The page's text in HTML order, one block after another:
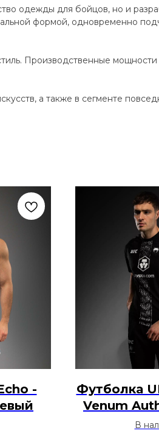
одежды для бойцов, но и
формой, одновременно
Производственные мощности
а также в сегменте
-
Футболка
Venum
Night -
В